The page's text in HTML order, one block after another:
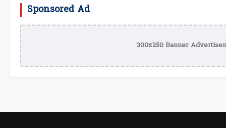
Sponsored Ad
300x250 Banner